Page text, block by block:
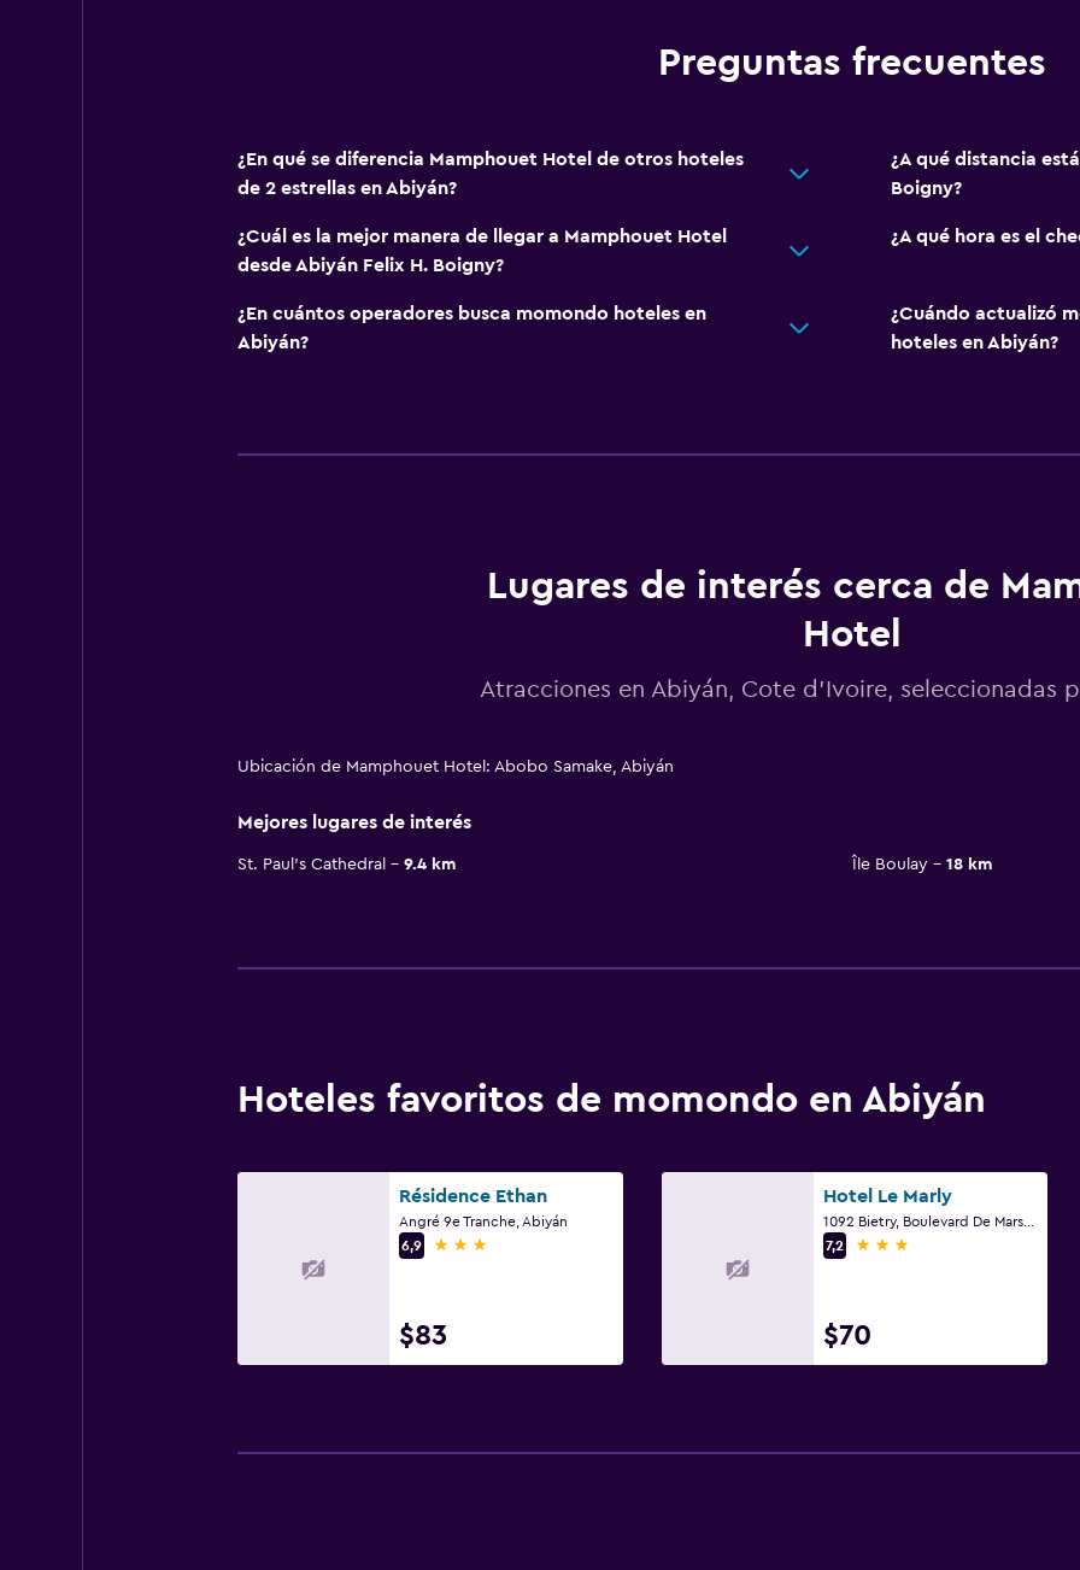
Preguntas frecuentes
¿En qué se diferencia Mamphouet Hotel de otros hoteles
de 2 estrellas en Abiyán?
¿A qué distancia
Boigny?
¿Cuál es la mejor manera de llegar a Mamphouet Hotel
desde Abiyán Felix H. Boigny?
¿A qué hora es el
¿En cuántos operadores busca momondo hoteles en
Abiyán?
¿Cuándo actualizó
hoteles en Abiyán?
Lugares de interés cerca de
Hotel
Atracciones en Abiyán, Cote d'Ivoire, seleccionadas
Ubicación de Mamphouet Hotel: Abobo Samake, Abiyán
Mejores lugares de interés
St. Paul's Cathedral 9.4 km Île Boulay 18 km
Hoteles favoritos de momondo en Abiyán
Résidence Ethan
Angré 9e Tranche, Abiyán
6,9
3 estrellas
$83
Hotel Le Marly
1092 Bietry, Boulevard De Marseille Abidjan, Abiyán
7,2
3 estrellas
$70